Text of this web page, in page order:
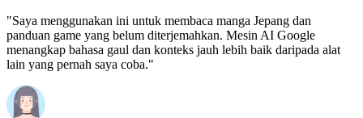
"Saya menggunakan ini untuk membaca manga Jepang dan
panduan game yang belum diterjemahkan. Mesin AI Google
menangkap bahasa gaul dan konteks jauh lebih baik daripada alat
lain yang pernah saya coba."